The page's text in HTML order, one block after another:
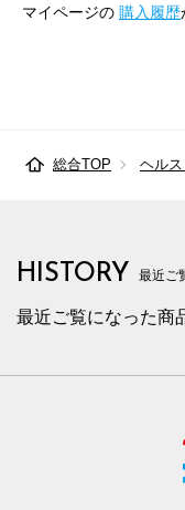
マイページの 購入履歴
総合TOP ヘル
HISTORY 最近ご
最近ご覧になった商